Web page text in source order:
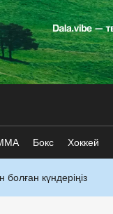
Бокс Хоккей
болған күндеріңіз